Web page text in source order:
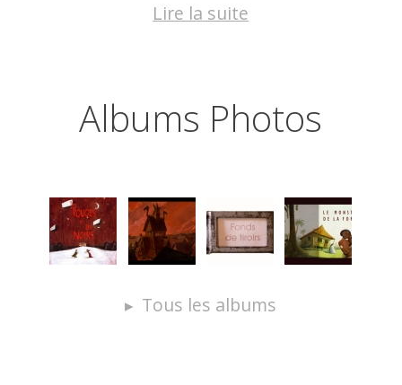
Lire la suite
Albums Photos
Tous les albums